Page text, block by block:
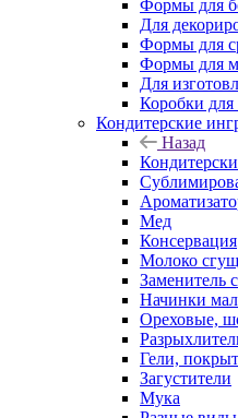
Формы для
Для
Формы для
Формы для
Для
Коробки
Кондитерские
Назад
Мед
Консервация
Молоко
Заменитель
Начинки
Ореховые,
Гели,
Загустители
Мука